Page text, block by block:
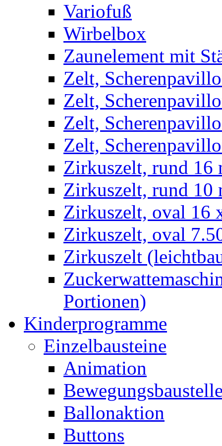
Variofuß
Wirbelbox
Zaunelement mit
Zelt,
Zelt,
Zelt,
Zelt,
Zirkuszelt, rund 16
Zirkuszelt, rund 10
Zirkuszelt, oval 16
Zirkuszelt, oval
Zirkuszelt
Portionen)
Kinderprogramme
Einzelbausteine
Animation
Ballonaktion
Buttons